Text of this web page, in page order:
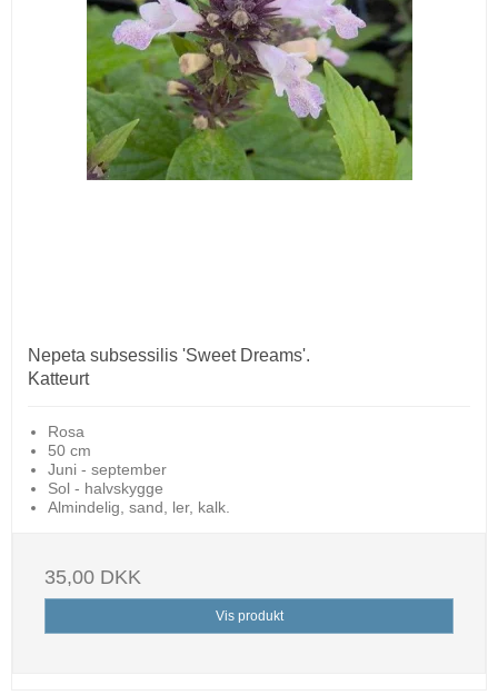
Nepeta subsessilis 'Sweet Dreams'.
Katteurt
Rosa
50 cm
Juni - september
Sol - halvskygge
Almindelig, sand, ler, kalk.
35,00 DKK
Vis produkt